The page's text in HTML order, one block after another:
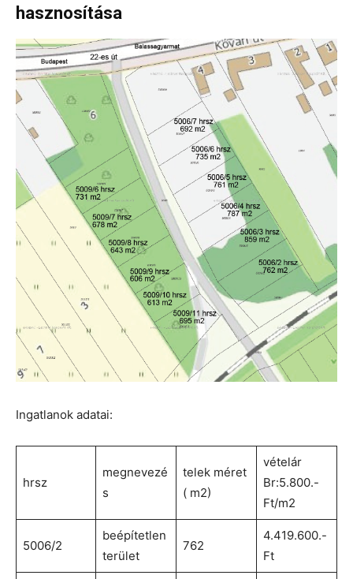
hasznosítása
Ingatlanok adatai:
hrsz
megnevezé
s
telek méret
( m2)
vételár
Br:5.800.-
Ft/m2
5006/2
beépítetlen
terület
762
4.419.600.-
Ft